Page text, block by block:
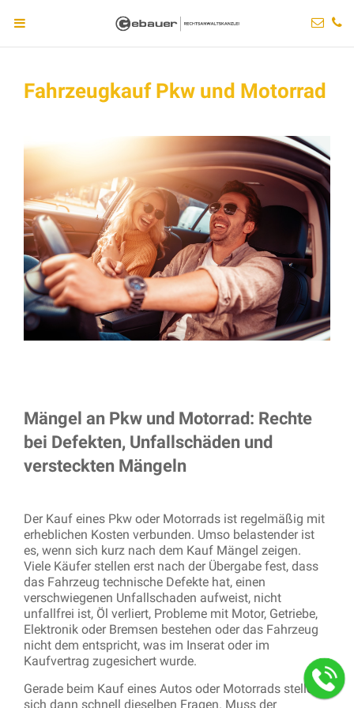
Fahrzeugkauf Pkw und Motorrad
Mängel an Pkw und Motorrad: Rechte
bei Defekten, Unfallschäden und
versteckten Mängeln
Der Kauf eines Pkw oder Motorrads ist regelmäßig mit
erheblichen Kosten verbunden. Umso belastender ist
es, wenn sich kurz nach dem Kauf Mängel zeigen.
Viele Käufer stellen erst nach der Übergabe fest, dass
das Fahrzeug technische Defekte hat, einen
verschwiegenen Unfallschaden aufweist, nicht
unfallfrei ist, Öl verliert, Probleme mit Motor, Getriebe,
Elektronik oder Bremsen bestehen oder das Fahrzeug
nicht dem entspricht, was im Inserat oder im
Kaufvertrag zugesichert wurde.
Gerade beim Kauf eines Autos oder Motorrads stellen
sich dann schnell dieselben Fragen. Muss der